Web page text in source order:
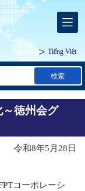
Tiếng Việt
検索
～徳州会グ
令和8年5月28日
コーポレーシ